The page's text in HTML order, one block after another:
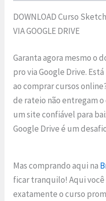
DOWNLOAD Curso
VIA GOOGLE DRIVE
Garanta agora mesmo o
pro via Google Drive.
ao comprar cursos
de rateio não entregam
um site confiável para
Google Drive é um
Mas comprando aqui na
ficar tranquilo! Aqui
exatamente o curso